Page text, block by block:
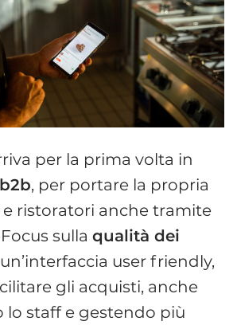
per la prima volta in
, per portare la propria
ristoratori anche tramite
sulla qualità dei
user friendly,
gli acquisti, anche
lo staff e gestendo più